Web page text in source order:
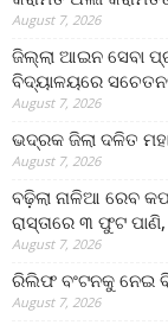
August 7, 2026
ଜିଲ୍ଲା ଆଇନ ସେବା
ବିଦ୍ୟାଳୟରେ
August 7, 2026
ଭଦ୍ରକ ଜିଲା ଦଳିତ
August 7, 2026
ବଢ଼ିଲା ନାଳିଆ ରେବ
ରାସ୍ତାରେ ୩ ଫୁଟ
August 7, 2026
ରିଲିଫ ବଂଟନକୁ ନେଇ
August 7, 2026